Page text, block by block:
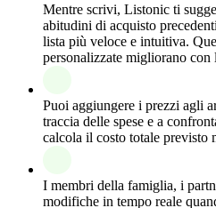
Mentre scrivi, Listonic ti
abitudini di acquisto
lista più veloce e intuitiva.
personalizzate migliorano con
Puoi aggiungere i prezzi agli
traccia delle spese e a
calcola il costo totale previsto
I membri della famiglia, i
modifiche in tempo reale